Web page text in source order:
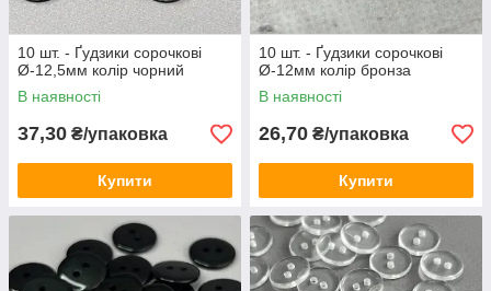
10 шт. - Ґудзики сорочкові
Ø-12,5мм колір чорний
В наявності
37,30 ₴/упаковка
Купити
10 шт. - Ґудзики сорочкові
Ø-12мм колір бронза
В наявності
26,70 ₴/упаковка
Купити